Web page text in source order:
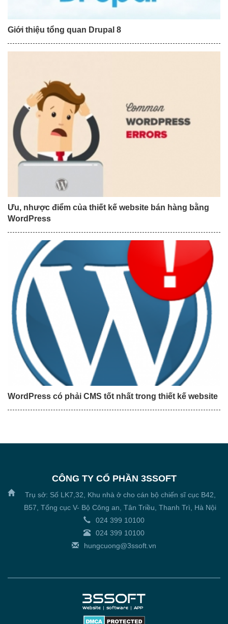
Giới thiệu tổng quan Drupal 8
Ưu, nhược điểm của thiết kế website bán hàng bằng
WordPress
WordPress có phải CMS tốt nhất trong thiết kế website
CÔNG TY CỔ PHẦN 3SSOFT
Trụ sở: Số LK7,32, Khu nhà ở cho cán bộ chiến sĩ cục B42,
B57, Tổng cục V- Bộ Công an, Tân Triều, Thanh Trì, Hà Nội
024 399 10100
024 399 10100
hungcuong@3ssoft.vn